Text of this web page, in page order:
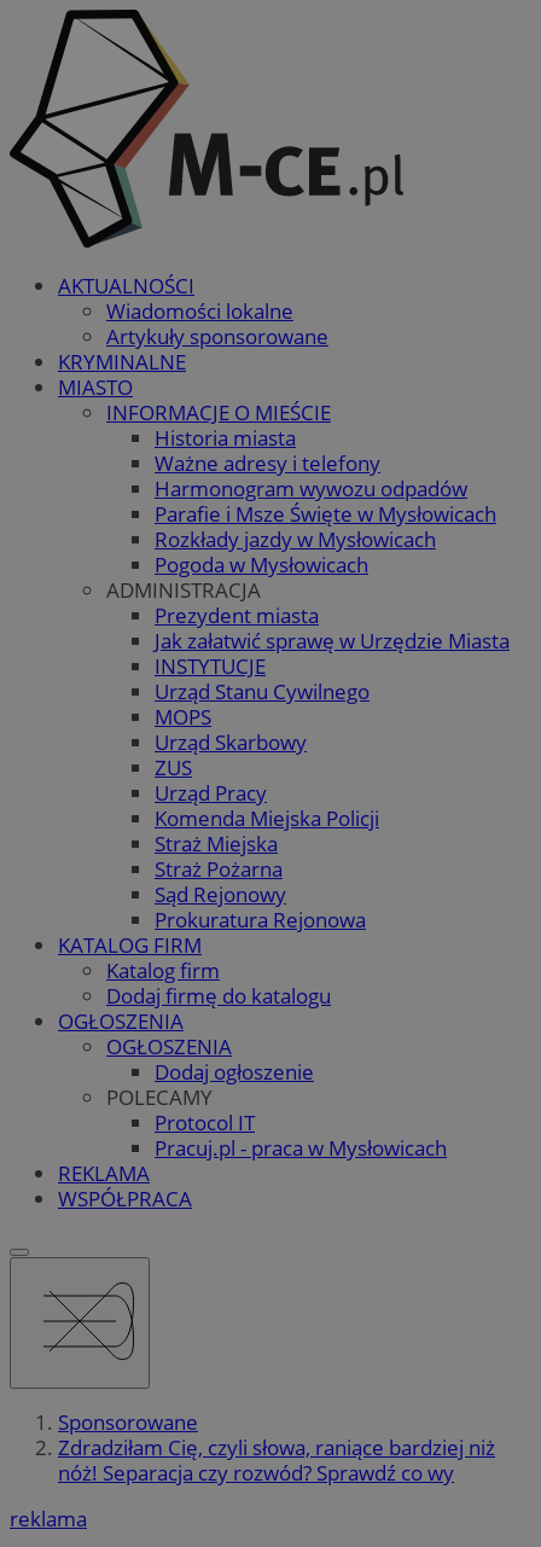
AKTUALNOŚCI
Wiadomości lokalne
Artykuły sponsorowane
KRYMINALNE
MIASTO
INFORMACJE O MIEŚCIE
Historia miasta
Ważne adresy i telefony
Harmonogram wywozu odpadów
Parafie i Msze Święte w Mysłowicach
Rozkłady jazdy w Mysłowicach
Pogoda w Mysłowicach
ADMINISTRACJA
Prezydent miasta
Jak załatwić sprawę w Urzędzie Miasta
INSTYTUCJE
Urząd Stanu Cywilnego
MOPS
Urząd Skarbowy
ZUS
Urząd Pracy
Komenda Miejska Policji
Straż Miejska
Straż Pożarna
Sąd Rejonowy
Prokuratura Rejonowa
KATALOG FIRM
Katalog firm
Dodaj firmę do katalogu
OGŁOSZENIA
OGŁOSZENIA
Dodaj ogłoszenie
POLECAMY
Protocol IT
Pracuj.pl - praca w Mysłowicach
REKLAMA
WSPÓŁPRACA
Sponsorowane
Zdradziłam Cię, czyli słowa, raniące bardziej niż
nóż! Separacja czy rozwód? Sprawdź co wy
reklama